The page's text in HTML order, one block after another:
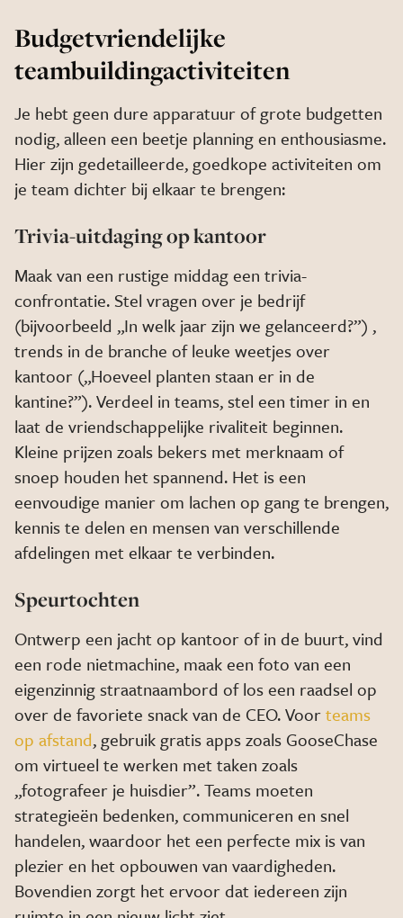
Budgetvriendelijke
teambuildingactiviteiten
Je hebt geen dure apparatuur of grote budgetten
nodig, alleen een beetje planning en enthousiasme.
Hier zijn gedetailleerde, goedkope activiteiten om
je team dichter bij elkaar te brengen:
Trivia-uitdaging op kantoor
Maak van een rustige middag een trivia-
confrontatie. Stel vragen over je bedrijf
(bijvoorbeeld „In welk jaar zijn we gelanceerd?”) ,
trends in de branche of leuke weetjes over
kantoor („Hoeveel planten staan er in de
kantine?”). Verdeel in teams, stel een timer in en
laat de vriendschappelijke rivaliteit beginnen.
Kleine prijzen zoals bekers met merknaam of
snoep houden het spannend. Het is een
eenvoudige manier om lachen op gang te brengen,
kennis te delen en mensen van verschillende
afdelingen met elkaar te verbinden.
Speurtochten
Ontwerp een jacht op kantoor of in de buurt, vind
een rode nietmachine, maak een foto van een
eigenzinnig straatnaambord of los een raadsel op
over de favoriete snack van de CEO. Voorteams
op afstand, gebruik gratis apps zoals GooseChase
om virtueel te werken met taken zoals
„fotografeer je huisdier”. Teams moeten
strategieën bedenken, communiceren en snel
handelen, waardoor het een perfecte mix is van
plezier en het opbouwen van vaardigheden.
Bovendien zorgt het ervoor dat iedereen zijn